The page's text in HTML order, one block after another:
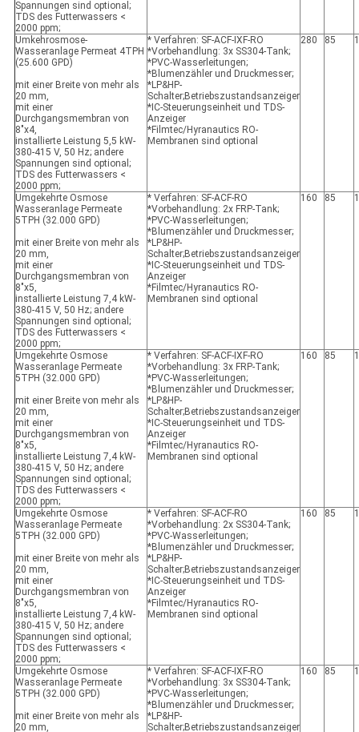
Spannungen sind optional;
TDS des Futterwassers <
2000 ppm;
Umkehrosmose-
Wasseranlage Permeat 4TPH
(25.600 GPD)
mit einer Breite von mehr als
20 mm,
mit einer
Durchgangsmembran von
8"x4,
installierte Leistung 5,5 kW-
380-415 V, 50 Hz; andere
Spannungen sind optional;
TDS des Futterwassers <
2000 ppm;
* Verfahren: SF-ACF-IXF-RO
*Vorbehandlung: 3x SS304-Tank;
*PVC-Wasserleitungen;
*Blumenzähler und Druckmesser;
*LP&HP-
Schalter;Betriebszustandsanzeiger
*IC-Steuerungseinheit und TDS-
Anzeiger
*Filmtec/Hyranautics RO-
Membranen sind optional
280 85
Umgekehrte Osmose
Wasseranlage Permeate
5TPH (32.000 GPD)
mit einer Breite von mehr als
20 mm,
mit einer
Durchgangsmembran von
8"x5,
installierte Leistung 7,4 kW-
380-415 V, 50 Hz; andere
Spannungen sind optional;
TDS des Futterwassers <
2000 ppm;
* Verfahren: SF-ACF-RO
*Vorbehandlung: 2x FRP-Tank;
*PVC-Wasserleitungen;
*Blumenzähler und Druckmesser;
*LP&HP-
Schalter;Betriebszustandsanzeiger
*IC-Steuerungseinheit und TDS-
Anzeiger
*Filmtec/Hyranautics RO-
Membranen sind optional
160 85
Umgekehrte Osmose
Wasseranlage Permeate
5TPH (32.000 GPD)
mit einer Breite von mehr als
20 mm,
mit einer
Durchgangsmembran von
8"x5,
installierte Leistung 7,4 kW-
380-415 V, 50 Hz; andere
Spannungen sind optional;
TDS des Futterwassers <
2000 ppm;
* Verfahren: SF-ACF-IXF-RO
*Vorbehandlung: 3x FRP-Tank;
*PVC-Wasserleitungen;
*Blumenzähler und Druckmesser;
*LP&HP-
Schalter;Betriebszustandsanzeiger
*IC-Steuerungseinheit und TDS-
Anzeiger
*Filmtec/Hyranautics RO-
Membranen sind optional
160 85
Umgekehrte Osmose
Wasseranlage Permeate
5TPH (32.000 GPD)
mit einer Breite von mehr als
20 mm,
mit einer
Durchgangsmembran von
8"x5,
installierte Leistung 7,4 kW-
380-415 V, 50 Hz; andere
Spannungen sind optional;
TDS des Futterwassers <
2000 ppm;
* Verfahren: SF-ACF-RO
*Vorbehandlung: 2x SS304-Tank;
*PVC-Wasserleitungen;
*Blumenzähler und Druckmesser;
*LP&HP-
Schalter;Betriebszustandsanzeiger
*IC-Steuerungseinheit und TDS-
Anzeiger
*Filmtec/Hyranautics RO-
Membranen sind optional
160 85
Umgekehrte Osmose
Wasseranlage Permeate
5TPH (32.000 GPD)
mit einer Breite von mehr als
20 mm,
* Verfahren: SF-ACF-IXF-RO
*Vorbehandlung: 3x SS304-Tank;
*PVC-Wasserleitungen;
*Blumenzähler und Druckmesser;
*LP&HP-
Schalter;Betriebszustandsanzeiger
160 85